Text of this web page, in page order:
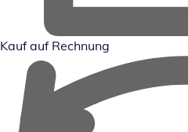
Kauf auf Rechnung